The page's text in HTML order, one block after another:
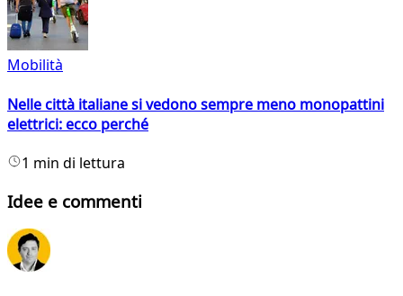
Mobilità
Nelle città italiane si vedono sempre meno monopattini
elettrici: ecco perché
1 min di lettura
Idee e commenti